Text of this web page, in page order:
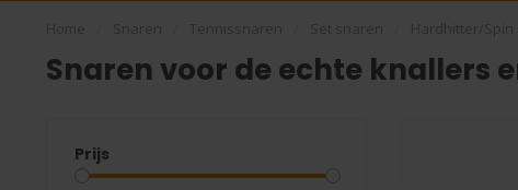
Snaren voor de echte knallers
Prijs